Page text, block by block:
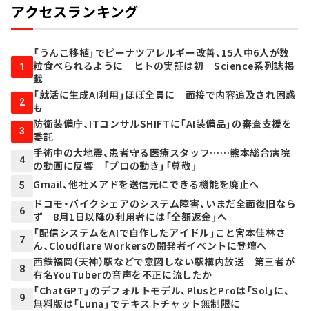
アクセスランキング
1
「うんこ移植」でピーナツアレルギー改善、15人中6人が数
粒食べられるように ヒトの実証は初 Science系列誌掲
載
2
「就活に生成AI利用」ほぼ全員に 面接で内容追及され困惑
も
3
防衛装備庁、ITコンサルSHIFTに「AI装備品」の審査支援を
委託
4
手術中の大地震、患者守る医療スタッフ……熊本総合病院
の動画に反響 「プロの動き」「尊敬」
5 Gmail、他社メアドを送信元にできる機能を廃止へ
6
ドコモ・バイクシェアのシステム障害、いまだ全面復旧なら
ず 8月1日以降の利用者には「全額返金」へ
7
「配信システムをAIで自作したアイドル」こと宮本佳林さ
ん、Cloudflare Workersの開発者イベントに登壇へ
8
西鉄福岡（天神）駅などで意図しない駅構内放送 第三者が
有名YouTuberの音声を不正に流したか
9
「ChatGPT」のデフォルトモデル、PlusとProは「Sol」に、
無料版は「Luna」でテキストチャット無制限に